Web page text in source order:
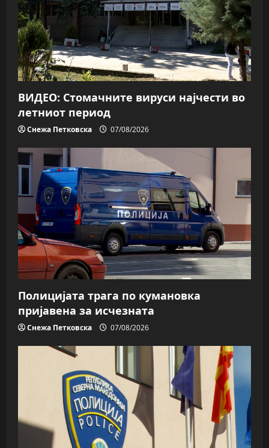
ВИДЕО: Стомачните вируси најчести во
летниот период
Снежа Петковска 07/08/2026
Полицијата трага пo кумановка
пријавена за исчезната
Снежа Петковска 07/08/2026